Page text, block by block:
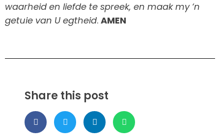
waarheid en liefde te spreek, en maak my ‘n
getuie van U egtheid. AMEN
Share this post